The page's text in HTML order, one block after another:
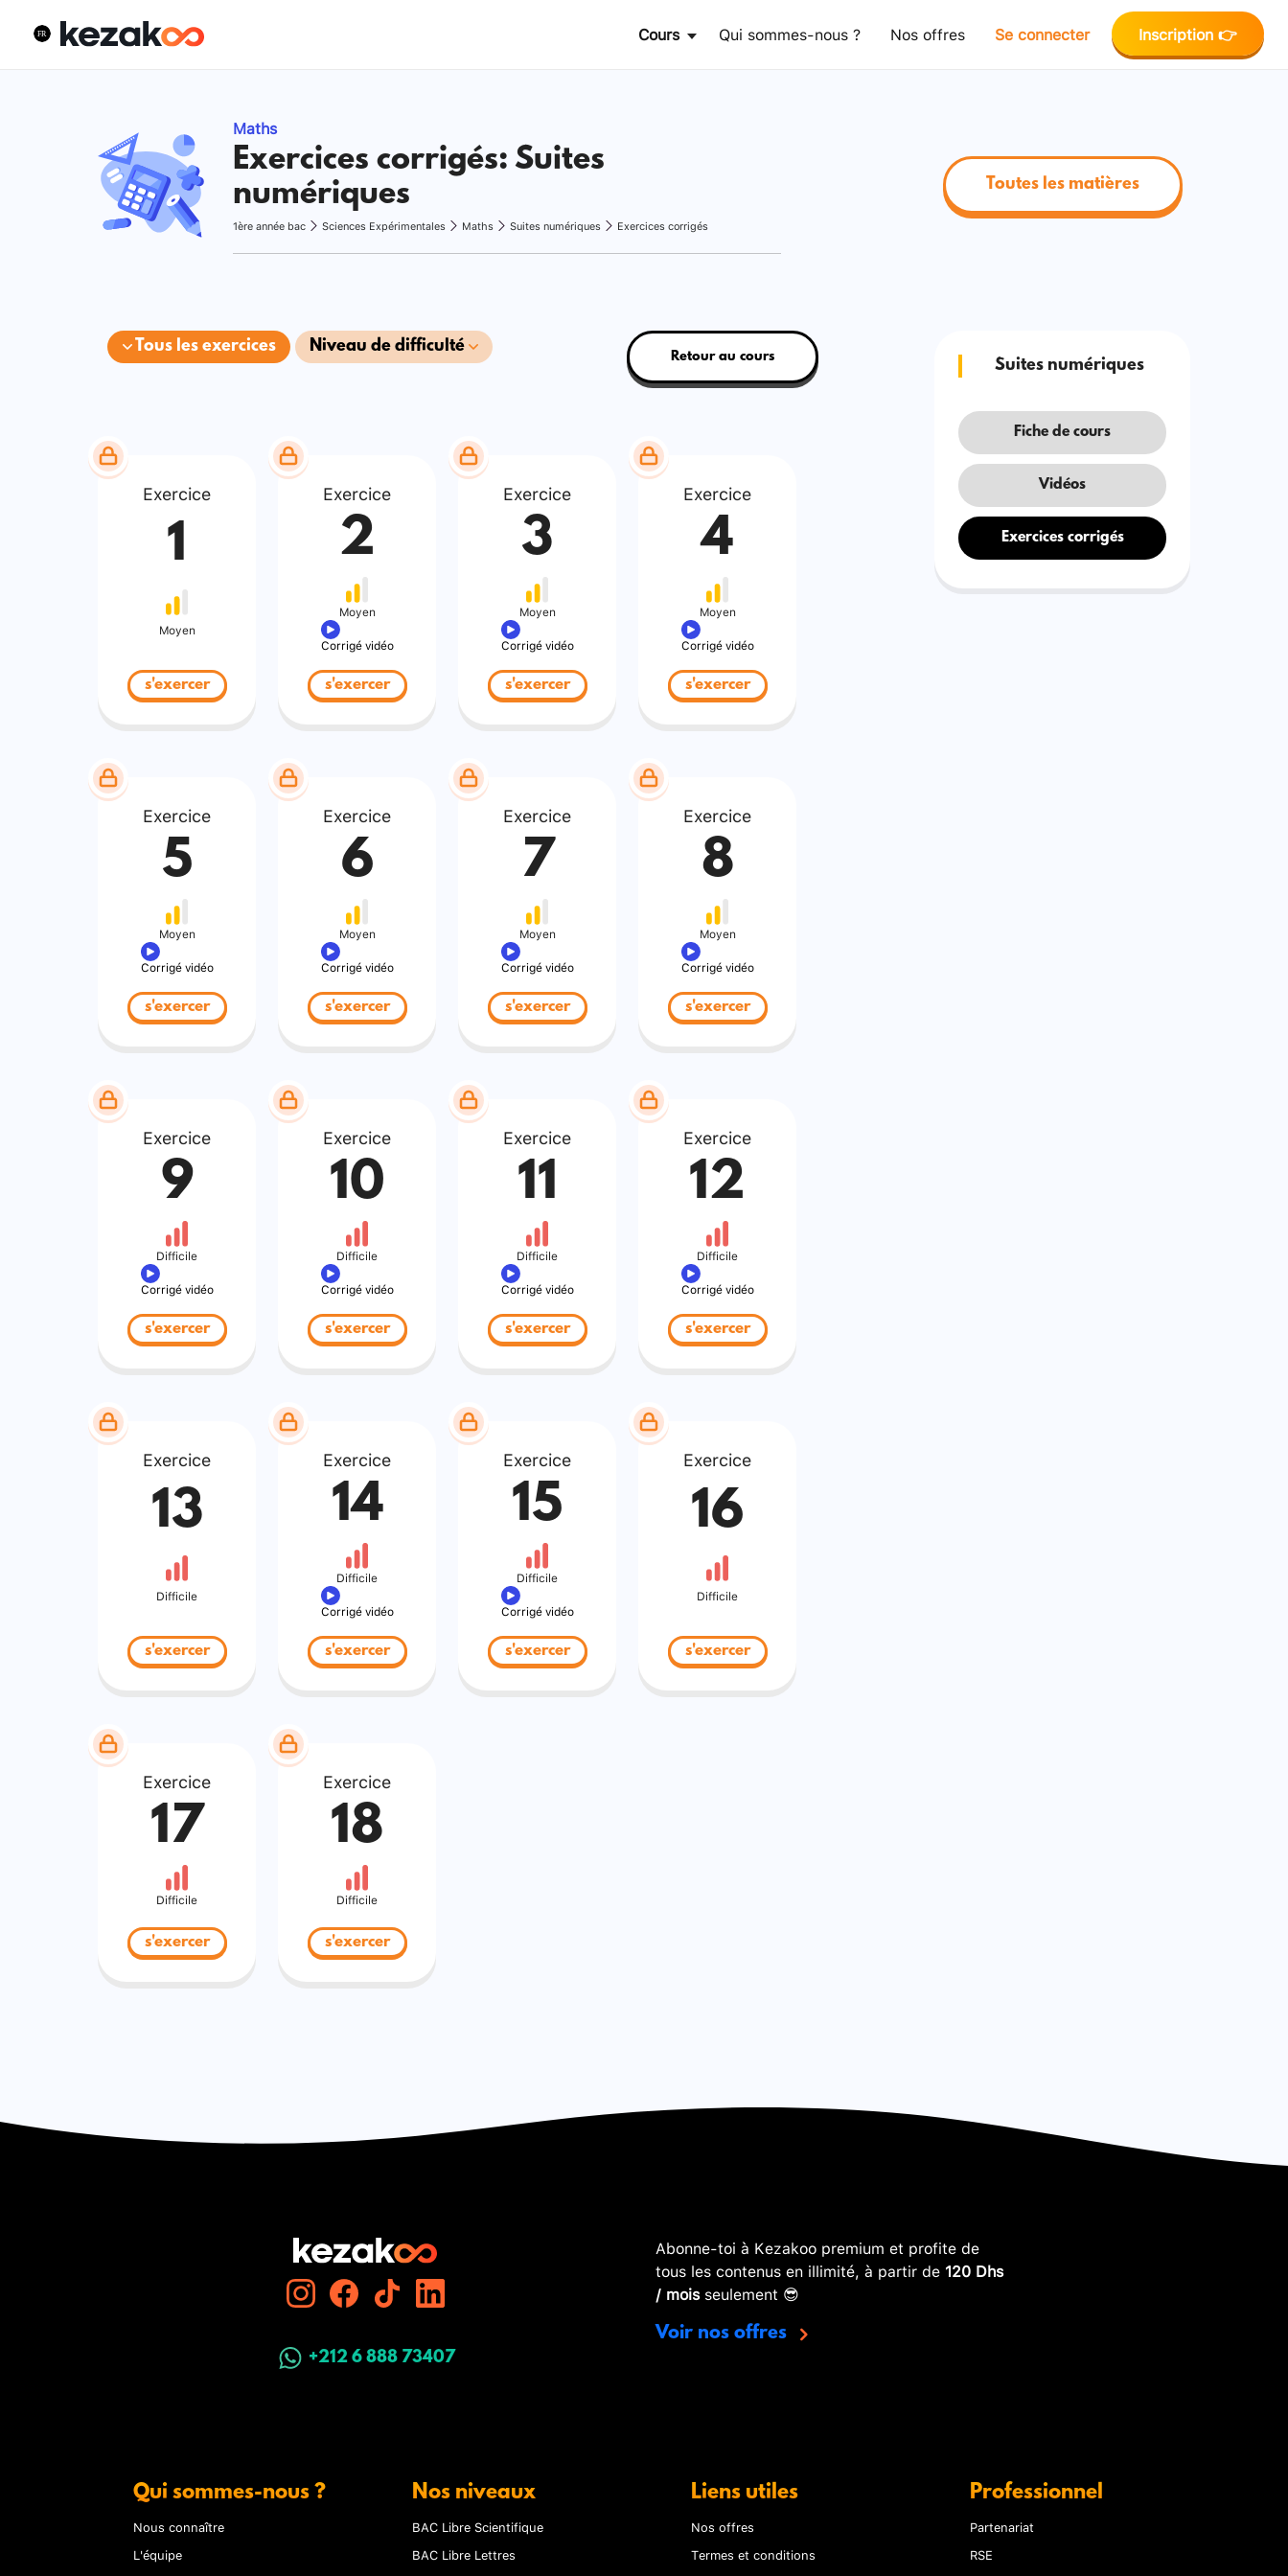
Cours Qui sommes-nous ? Nos offres Se connecter Inscription 👉
Maths
Exercices corrigés: Suites
numériques
1ère année bac Sciences Expérimentales Maths Suites numériques Exercices corrigés
Toutes les matières
Tous les exercices Niveau de difficulté
Retour au cours
Exercice
1
Moyen
s'exercer
Exercice
2
Moyen
Corrigé vidéo
s'exercer
Exercice
3
Moyen
Corrigé vidéo
s'exercer
Exercice
4
Moyen
Corrigé vidéo
s'exercer
Exercice
5
Moyen
Corrigé vidéo
s'exercer
Exercice
6
Moyen
Corrigé vidéo
s'exercer
Exercice
7
Moyen
Corrigé vidéo
s'exercer
Exercice
8
Moyen
Corrigé vidéo
s'exercer
Exercice
9
Difficile
Corrigé vidéo
s'exercer
Exercice
10
Difficile
Corrigé vidéo
s'exercer
Exercice
11
Difficile
Corrigé vidéo
s'exercer
Exercice
12
Difficile
Corrigé vidéo
s'exercer
Exercice
13
Difficile
s'exercer
Exercice
14
Difficile
Corrigé vidéo
s'exercer
Exercice
15
Difficile
Corrigé vidéo
s'exercer
Exercice
16
Difficile
s'exercer
Exercice
17
Difficile
s'exercer
Exercice
18
Difficile
s'exercer
Suites numériques
Fiche de cours
Vidéos
Exercices corrigés
+212 6 888 73407
Abonne-toi à Kezakoo premium et profite de
tous les contenus en illimité, à partir de 120 Dhs
/ moisseulement 😎
Voir nos offres
Qui sommes-nous ?
Nous connaître
L'équipe
Nos niveaux
BAC Libre Scientifique
BAC Libre Lettres
Liens utiles
Nos offres
Termes et conditions
Professionnel
Partenariat
RSE